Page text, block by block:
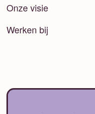
Onze visie
Werken bij